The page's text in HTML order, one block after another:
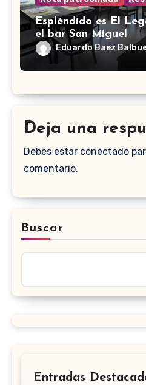
Espléndido es El
el bar San Miguel
Eduardo Baez
Deja una
Debes estar conectado
comentario.
Buscar
Entradas